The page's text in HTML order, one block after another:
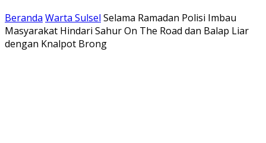
Beranda Warta Sulsel Selama Ramadan Polisi Imbau
Masyarakat Hindari Sahur On The Road dan Balap Liar
dengan Knalpot Brong